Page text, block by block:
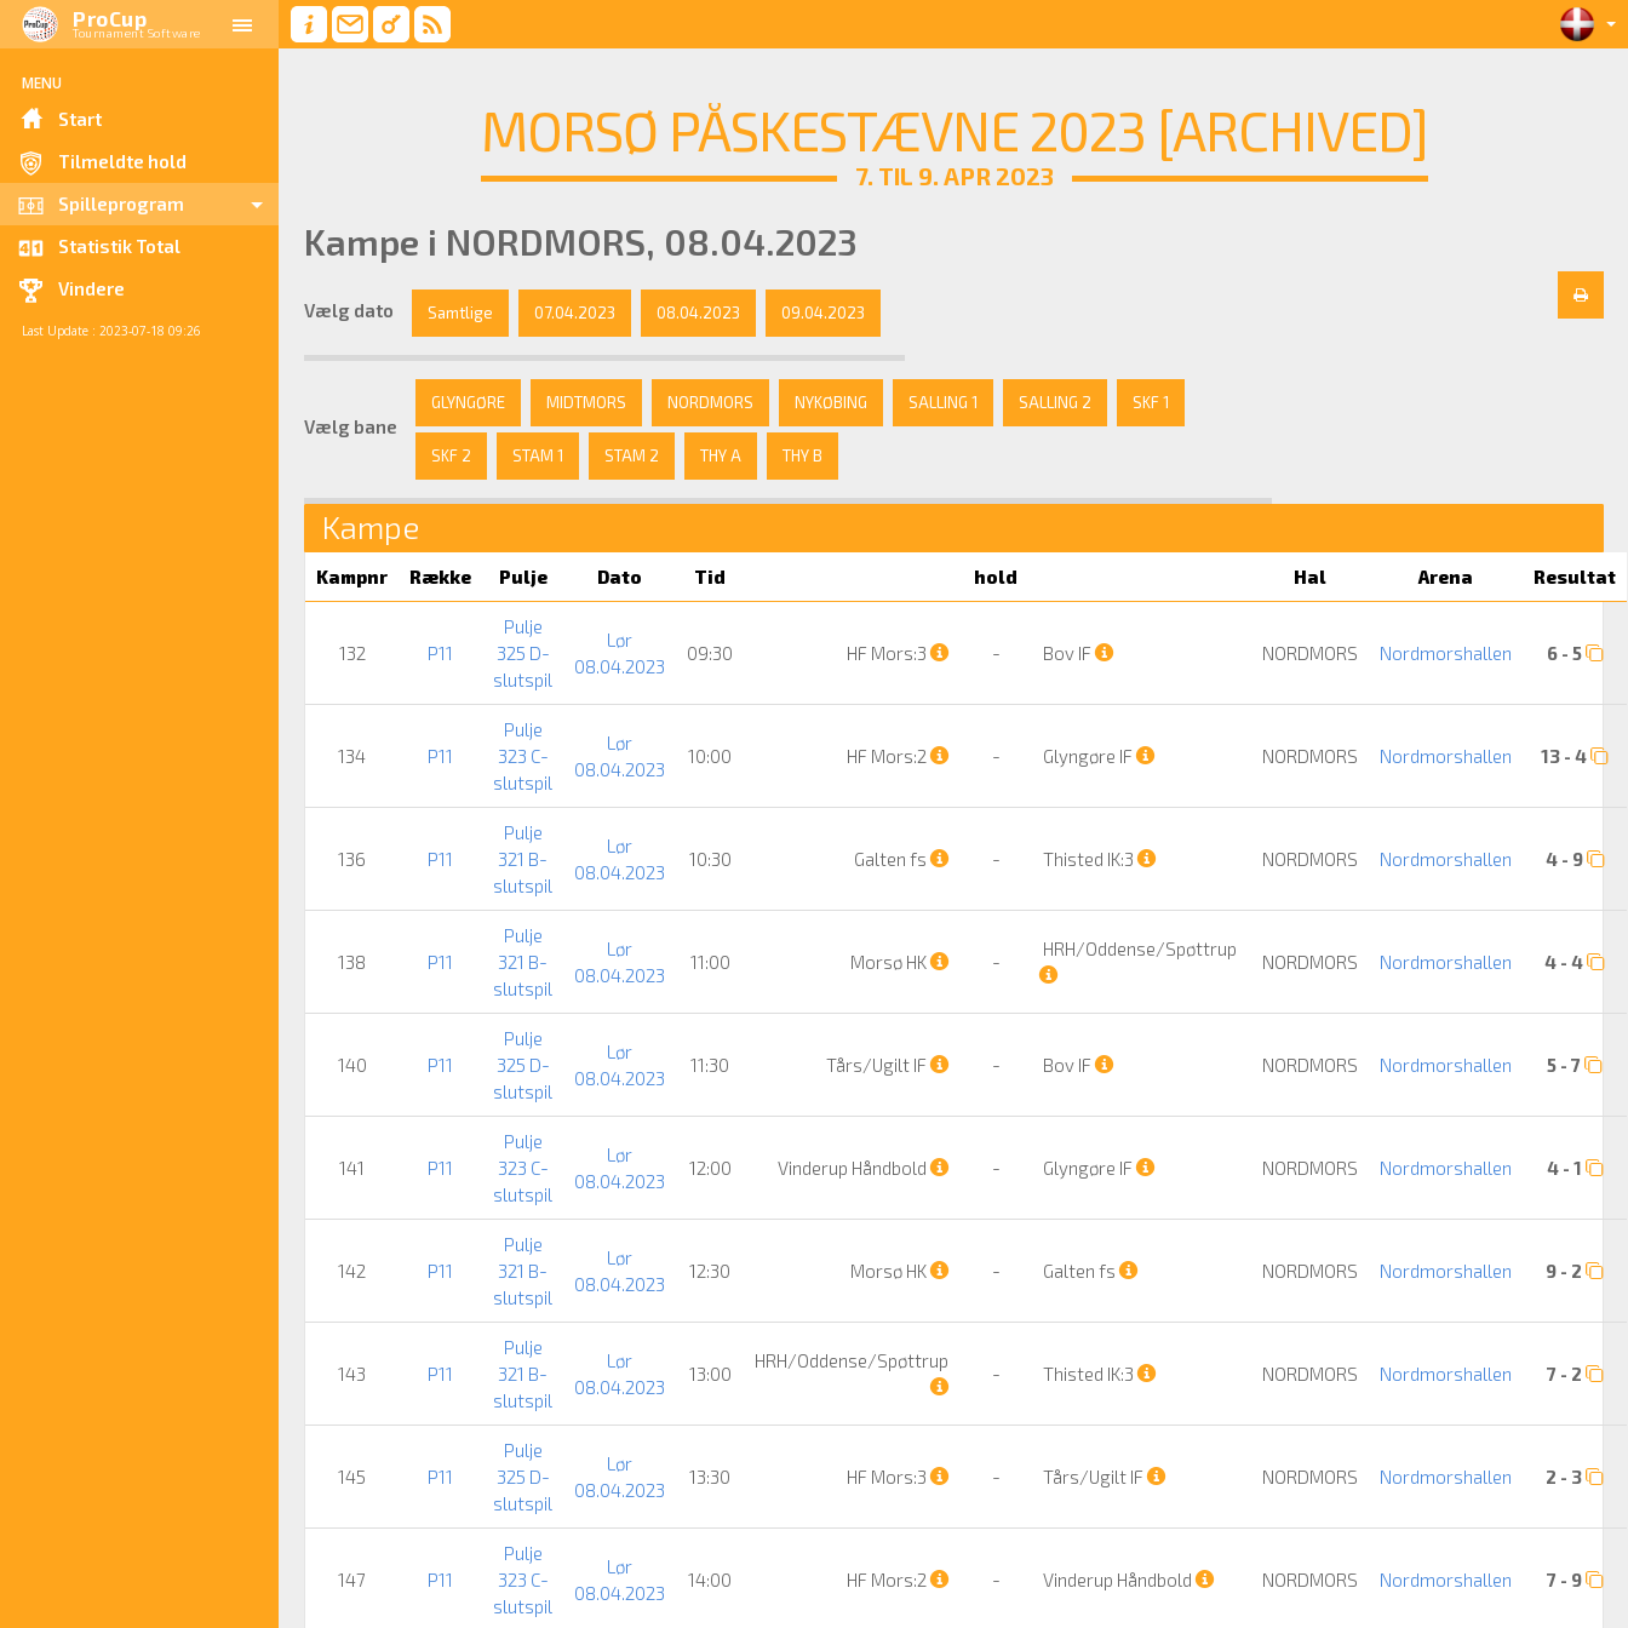
ProCup
Tournament Software
MENU
Start
Tilmeldte hold
Spilleprogram
Statistik Total
Vindere
Last Update : 2023-07-18 09:26
MORSØ PÅSKESTÆVNE 2023 [ARCHIVED]
7. TIL 9. APR 2023
Kampe i NORDMORS, 08.04.2023
Vælg dato Samtlige 07.04.2023 08.04.2023 09.04.2023
Vælg bane
GLYNGØRE MIDTMORS NORDMORS NYKØBING SALLING 1 SALLING 2 SKF 1
SKF 2 STAM 1 STAM 2 THY A THY B
Kampe
Kampnr Række Pulje Dato Tid hold Hal Arena Resultat
132 P11
Pulje
325 D-
slutspil
Lør
08.04.2023
09:30 HF Mors:3 - Bov IF NORDMORS Nordmorshallen 6 - 5
134 P11
Pulje
323 C-
slutspil
Lør
08.04.2023
10:00 HF Mors:2 - Glyngøre IF NORDMORS Nordmorshallen 13 - 4
136 P11
Pulje
321 B-
slutspil
Lør
08.04.2023
10:30 Galten fs - Thisted IK:3 NORDMORS Nordmorshallen 4 - 9
138 P11
Pulje
321 B-
slutspil
Lør
08.04.2023
11:00 Morsø HK -
HRH/Oddense/Spøttrup
NORDMORS Nordmorshallen 4 - 4
140 P11
Pulje
325 D-
slutspil
Lør
08.04.2023
11:30 Tårs/Ugilt IF - Bov IF NORDMORS Nordmorshallen 5 - 7
141 P11
Pulje
323 C-
slutspil
Lør
08.04.2023
12:00 Vinderup Håndbold - Glyngøre IF NORDMORS Nordmorshallen 4 - 1
142 P11
Pulje
321 B-
slutspil
Lør
08.04.2023
12:30 Morsø HK - Galten fs NORDMORS Nordmorshallen 9 - 2
143 P11
Pulje
321 B-
slutspil
Lør
08.04.2023
13:00
HRH/Oddense/Spøttrup
- Thisted IK:3 NORDMORS Nordmorshallen 7 - 2
145 P11
Pulje
325 D-
slutspil
Lør
08.04.2023
13:30 HF Mors:3 - Tårs/Ugilt IF NORDMORS Nordmorshallen 2 - 3
147 P11
Pulje
323 C-
slutspil
Lør
08.04.2023
14:00 HF Mors:2 - Vinderup Håndbold NORDMORS Nordmorshallen 7 - 9